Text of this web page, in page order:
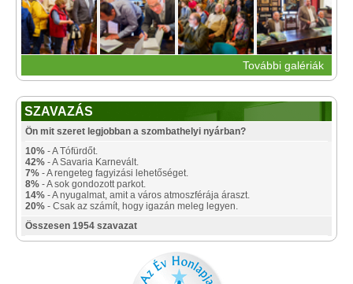
További galériák
SZAVAZÁS
Ön mit szeret legjobban a szombathelyi nyárban?
10% - A Tófürdőt.
42% - A Savaria Karnevált.
7% - A rengeteg fagyizási lehetőséget.
8% - A sok gondozott parkot.
14% - A nyugalmat, amit a város atmoszférája áraszt.
20% - Csak az számít, hogy igazán meleg legyen.
Összesen 1954 szavazat